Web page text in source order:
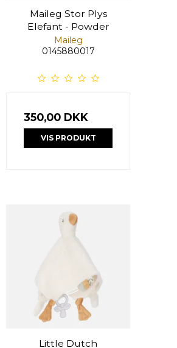
Maileg Stor Plys
Elefant - Powder
Maileg
0145880017
350,00 DKK
VIS PRODUKT
Little Dutch